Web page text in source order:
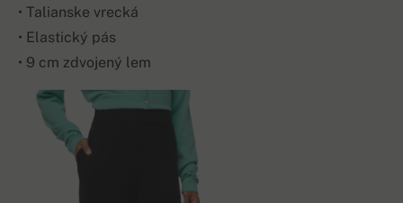
• Talianske vrecká
• Elastický pás
• 9 cm zdvojený lem